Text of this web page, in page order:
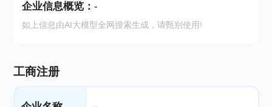
企业信息概览： -
如上信息由AI大模型全网搜索生成，请甄别使用!
工商注册